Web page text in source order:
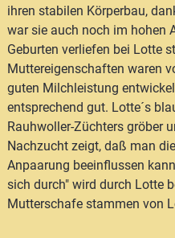
ihren stabilen Körperbau,
war sie auch noch im hohen
Geburten verliefen bei Lotte
Muttereigenschaften waren
guten Milchleistung
entsprechend gut. Lotte´s
Rauhwoller-Züchters gröber
Nachzucht zeigt, daß man
Anpaarung beeinflussen
sich durch" wird durch Lotte
Mutterschafe stammen von